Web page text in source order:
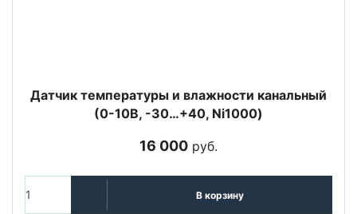
Датчик температуры и влажности канальный
(0-10В, -30…+40, Ni1000)
16 000 руб.
В корзину